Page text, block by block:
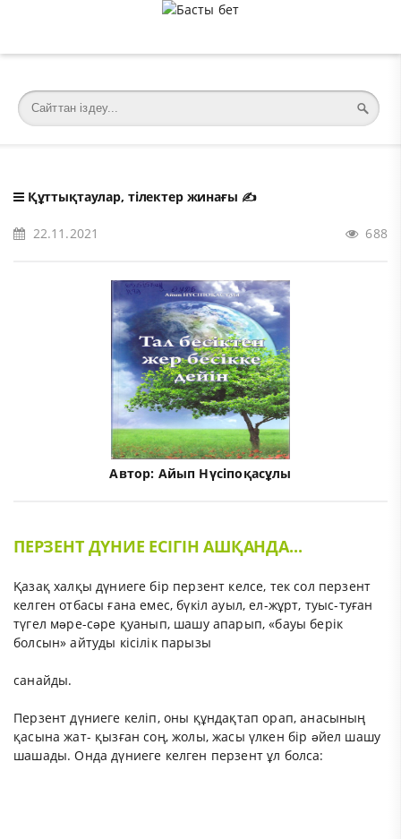
Құттықтаулар, тілектер жинағы ✍️
22.11.2021 688
Автор: Айып Нүсіпоқасұлы
ПЕРЗЕНТ ДҮНИЕ ЕСІГІН АШҚАНДА...
Қазақ халқы дүниеге бір перзент келсе, тек сол перзент
келген отбасы ғана емес, бүкіл ауыл, ел-жұрт, туыс-туған
түгел мəре-сəре қуанып, шашу апарып, «бауы берік
болсын» айтуды кісілік парызы
санайды.
Перзент дүниеге келіп, оны құндақтап орап, анасының
қасына жат- қызған соң, жолы, жасы үлкен бір əйел шашу
шашады. Онда дүниеге келген перзент ұл болса: